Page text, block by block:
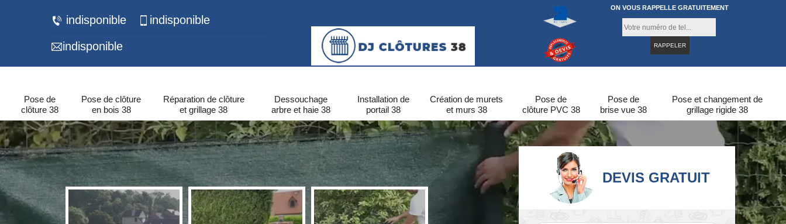
indisponible indisponible
indisponible
ON VOUS RAPPELLE GRATUITEMENT
Pose de
clôture 38
Pose de clôture
en bois 38
Réparation de clôture
et grillage 38
Dessouchage
arbre et haie 38
Installation de
portail 38
Création de murets
et murs 38
Pose de
clôture PVC 38
Pose de
brise vue 38
Pose et changement de
grillage rigide 38
DEVIS GRATUIT